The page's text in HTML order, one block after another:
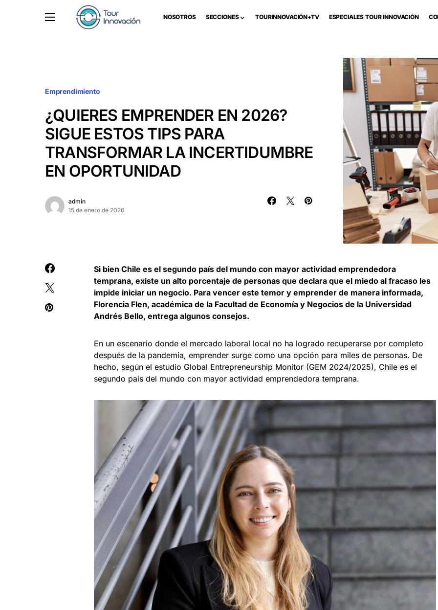
NOSOTROS SECCIONES TOURINNOVACIÓN+TV ESPECIALES TOUR INNOVACIÓN
Emprendimiento
¿QUIERES EMPRENDER EN 2026?
SIGUE ESTOS TIPS PARA
TRANSFORMAR LA INCERTIDUMBRE
EN OPORTUNIDAD
admin
15 de enero de 2026
Si bien Chile es el segundo país del mundo con mayor actividad emprendedora
temprana, existe un alto porcentaje de personas que declara que el miedo al fracaso les
impide iniciar un negocio. Para vencer este temor y emprender de manera informada,
Florencia Flen, académica de la Facultad de Economía y Negocios de la Universidad
Andrés Bello, entrega algunos consejos.
En un escenario donde el mercado laboral local no ha logrado recuperarse por completo
después de la pandemia, emprender surge como una opción para miles de personas. De
hecho, según el estudio Global Entrepreneurship Monitor (GEM 2024/2025), Chile es el
segundo país del mundo con mayor actividad emprendedora temprana.